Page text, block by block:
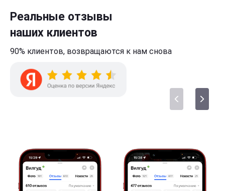
Реальные отзывы
наших клиентов
90% клиентов, возвращаются к нам снова